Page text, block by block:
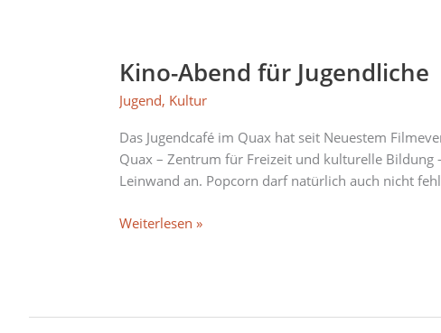
Kino-Abend für Jugendliche
Jugend, Kultur
Das Jugendcafé im Quax hat seit Neuestem
Quax – Zentrum für Freizeit und kulturelle
Leinwand an. Popcorn darf natürlich auch nicht
Kino-
für
Jugendliche
Weiterlesen »